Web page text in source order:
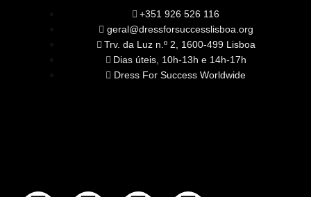
+351 926 526 116
geral@dressforsuccesslisboa.org
Trv. da Luz n.º 2, 1600-499 Lisboa
Dias úteis, 10h-13h e 14h-17h
Dress For Success Worldwide